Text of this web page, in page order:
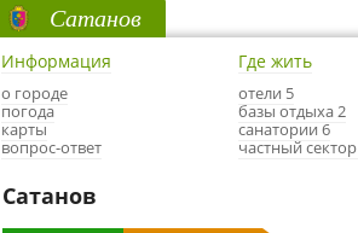
Сатанов
Информация
о городе
погода
карты
вопрос-ответ
Где жить
отели 5
базы отдыха 2
санатории 6
частный
Сатанов